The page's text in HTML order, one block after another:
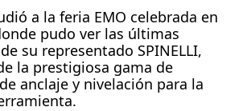
a la feria EMO celebrada en
pudo ver las últimas
su representado SPINELLI,
la prestigiosa gama de
anclaje y nivelación para la